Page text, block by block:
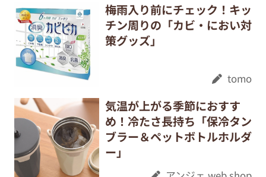
梅雨入り前にチェック！キッ
チン周りの「カビ・におい対
策グッズ」
tomo
気温が上がる季節におすす
め！冷たさ長持ち「保冷タン
ブラー＆ペットボトルホルダ
ー」